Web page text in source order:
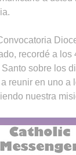
recordé a los
sobre los
reunir en uno a
nuestra